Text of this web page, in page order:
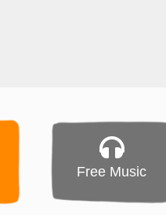
Free Music